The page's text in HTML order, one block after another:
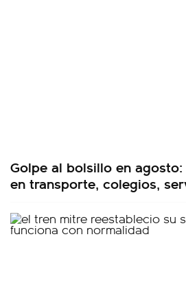
Golpe al bolsillo en
en transporte, colegios,